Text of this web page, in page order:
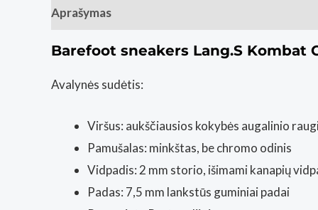
Aprašymas
Barefoot sneakers Lang.S Kombat
Avalynės sudėtis:
Viršus: aukščiausios kokybės augalinio
Pamušalas: minkštas, be chromo odinis
Vidpadis: 2 mm storio, išimami kanapių
Padas: 7,5 mm lankstūs guminiai padai